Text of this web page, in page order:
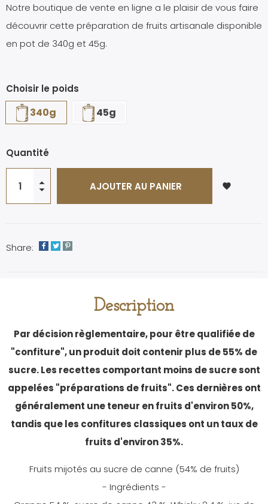
Notre boutique de vente en ligne a le plaisir de vous faire
découvrir cette préparation de fruits artisanale disponible
en pot de 340g et 45g.
Choisir le poids
340g 45g
Quantité
AJOUTER AU PANIER favorite
Share:
Description
Par décision règlementaire, pour être qualifiée de
"confiture", un produit doit contenir plus de 55% de
sucre. Les recettes comportant moins de sucre sont
appelées "préparations de fruits". Ces dernières ont
généralement une teneur en fruits d'environ 50%,
tandis que les confitures classiques ont un taux de
fruits d'environ 35%.
Fruits mijotés au sucre de canne (54% de fruits)
- Ingrédients -